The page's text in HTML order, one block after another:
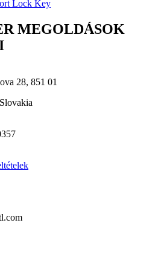
MEGOLDÁSOK
28, 851 01